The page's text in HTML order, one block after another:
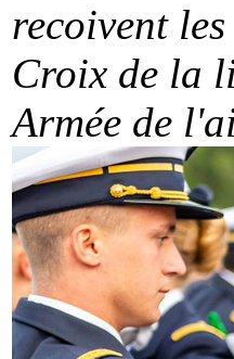
recoivent
Croix de la
Armée de